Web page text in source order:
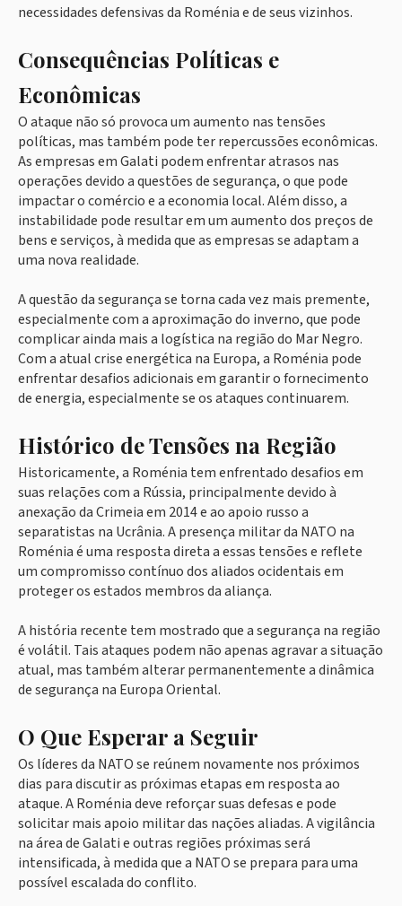
necessidades defensivas da Roménia e de seus vizinhos.
Consequências Políticas e
Econômicas
O ataque não só provoca um aumento nas tensões
políticas, mas também pode ter repercussões econômicas.
As empresas em Galati podem enfrentar atrasos nas
operações devido a questões de segurança, o que pode
impactar o comércio e a economia local. Além disso, a
instabilidade pode resultar em um aumento dos preços de
bens e serviços, à medida que as empresas se adaptam a
uma nova realidade.
A questão da segurança se torna cada vez mais premente,
especialmente com a aproximação do inverno, que pode
complicar ainda mais a logística na região do Mar Negro.
Com a atual crise energética na Europa, a Roménia pode
enfrentar desafios adicionais em garantir o fornecimento
de energia, especialmente se os ataques continuarem.
Histórico de Tensões na Região
Historicamente, a Roménia tem enfrentado desafios em
suas relações com a Rússia, principalmente devido à
anexação da Crimeia em 2014 e ao apoio russo a
separatistas na Ucrânia. A presença militar da NATO na
Roménia é uma resposta direta a essas tensões e reflete
um compromisso contínuo dos aliados ocidentais em
proteger os estados membros da aliança.
A história recente tem mostrado que a segurança na região
é volátil. Tais ataques podem não apenas agravar a situação
atual, mas também alterar permanentemente a dinâmica
de segurança na Europa Oriental.
O Que Esperar a Seguir
Os líderes da NATO se reúnem novamente nos próximos
dias para discutir as próximas etapas em resposta ao
ataque. A Roménia deve reforçar suas defesas e pode
solicitar mais apoio militar das nações aliadas. A vigilância
na área de Galati e outras regiões próximas será
intensificada, à medida que a NATO se prepara para uma
possível escalada do conflito.